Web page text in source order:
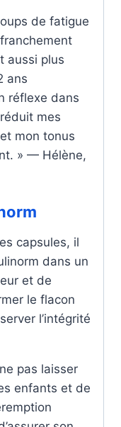
de fatigue
aussi plus
ans
réflexe dans
mes
mon tonus
» — Hélène,
capsules, il
dans un
et de
le flacon
l’intégrité
pas laisser
enfants et de